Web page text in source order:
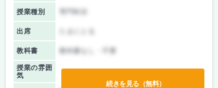
授業種別
出席
教科書 教科書なし・不要
授業の雰囲
気
続きを見る（無料）